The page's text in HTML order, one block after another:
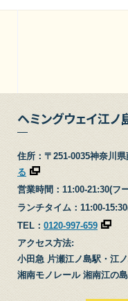
ヘミングウェイ江ノ
住所：〒251-0035神奈川
る
営業時間：11:00-21:30(フ
ランチタイム：11:00-
TEL： 0120-997-659
アクセス方法:
小田急 片瀬江ノ島駅・江
湘南モノレール 湘南江の